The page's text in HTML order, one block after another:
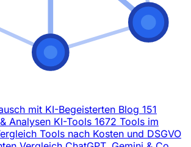
mit KI-Begeisterten Blog 151
Analysen KI-Tools 1672 Tools im
Tools nach Kosten und DSGVO